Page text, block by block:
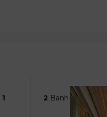
1
2 Banheiros